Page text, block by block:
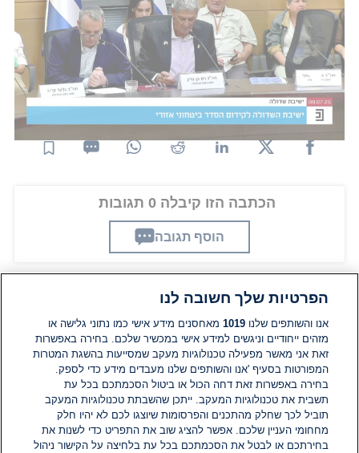
חבר הכנסת גלעד קריב אמר בסוף הדיון, "תרשו לי
לומר שהחיינו וקיימנו והגיענו לזמן הזה". וסיכם בדבריו
לש נשיא סוריה אחמד א-שרע: "יש לנו הזדמנויות במזרח
התיכון רק אחת למאה שנים, בואו נוודא שאנחנו לא
מפספסים את חלון ההזדמנויות הזה לטובת העתיד של
כל הילדים".
הכתבה הזו קיבלה 0 תגובות
הוסף תגובה
תגובות
אין עדיין תגובות. היה הראשון להגיב
הוסף תגובה
הפרטיות שלך חשובה לנו
אנו והשותפים שלנו1019 מאחסנים מידע אישי כמו נתוני גלישה או
מזהים ייחודיים וניגשים למידע אישי במכשיר שלכם. בחירה באפשרות
זאת אני מאשר מפעילה טכנולוגיות מעקב שמסייעות בהשגת המטרות
המפורטות בסעיף 'אנו והשותפים שלנו מעבדים מידע כדי לספק.
בחירה באפשרות זאת דחה הכול או ביטול הסכמתכם בכל עת
תשבית את טכנולוגיות המעקב. ייתכן שהשבתת טכנולוגיות המעקב
תוביל לכך שחלק מהתכנים והפרסומות שיוצגו לכם לא יהיו חלק
מחחומי העניין שלכם. אפשר להציג שוב את התפריט כדי לשנות את
בחירתכם או לבטל את הסכמתכם בכל עת בלחיצה על הקישור ניהול